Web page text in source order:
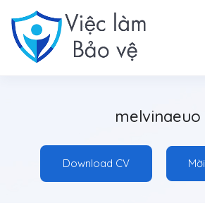
melvinaeuo
Download CV Mời